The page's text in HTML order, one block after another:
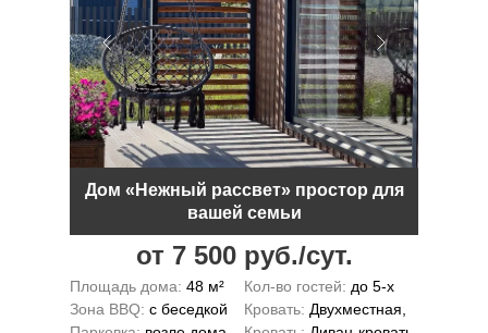
Дом «Нежный рассвет» простор для
вашей семьи
от 7 500 руб./сут.
Площадь дома: 48 м²
Зона BBQ: с беседкой
Кол-во гостей: до 5-х
Кровать: Двухместная,